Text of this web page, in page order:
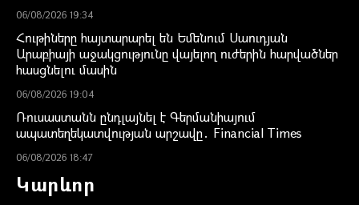
06/08/2026 19:34
Հութիները հայտարարել են Եմենում Սաուդյան
Արաբիայի աջակցությունը վայելող ուժերին հարվածներ
հասցնելու մասին
06/08/2026 19:04
Ռուսաստանն ընդլայնել է Գերմանիայում
ապատեղեկատվության արշավը․ Financial Times
06/08/2026 18:47
Կարևոր